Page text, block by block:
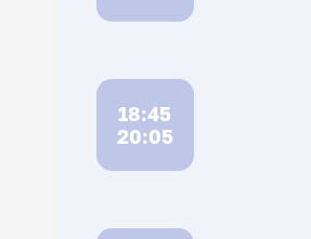
18:45
20:05